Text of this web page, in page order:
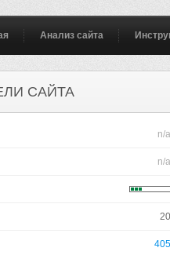
Анализ сайта
САЙТА
n/a
n/a
20
405